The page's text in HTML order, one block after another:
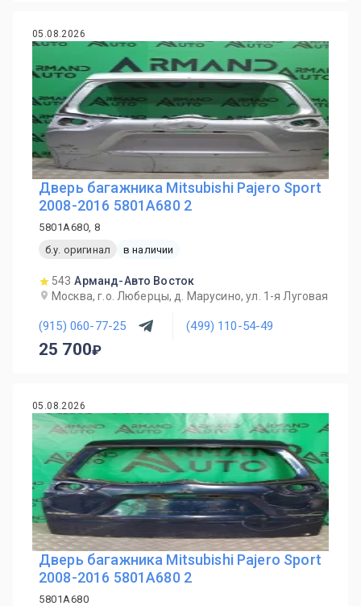
05.08.2026
Дверь багажника Mitsubishi Pajero Sport
2008-2016 5801A680 2
5801A680, 8
б.у. оригинал
в наличии
543 Арманд-Авто Восток
Москва, г.о. Люберцы, д. Марусино, ул. 1-я Луговая
(915) 060-77-25 (499) 110-54-49
25 700
05.08.2026
Дверь багажника Mitsubishi Pajero Sport
2008-2016 5801A680 2
5801A680